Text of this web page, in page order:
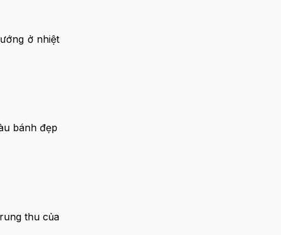
ở nhiệt
bánh đẹp
thu của